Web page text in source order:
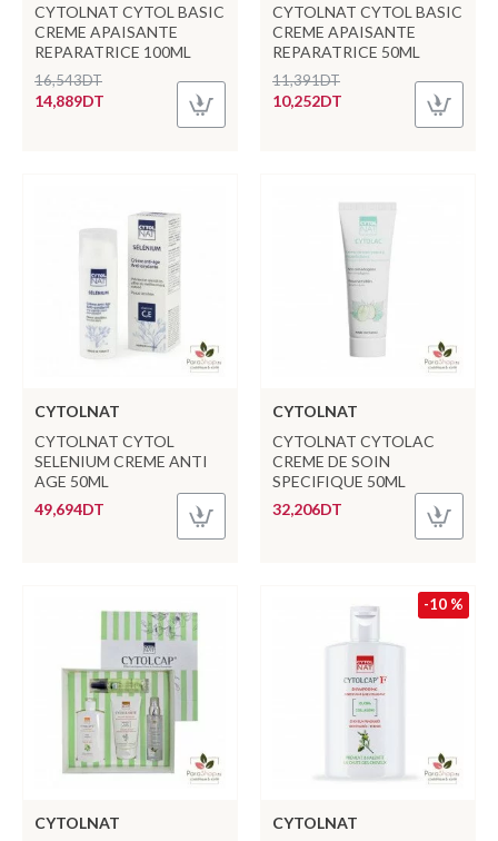
CYTOLNAT CYTOL BASIC
CREME APAISANTE
REPARATRICE 100ML
14,889DT
16,543DT
CYTOLNAT CYTOL BASIC
CREME APAISANTE
REPARATRICE 50ML
10,252DT
11,391DT
CYTOLNAT
CYTOLNAT CYTOL
SELENIUM CREME ANTI
AGE 50ML
49,694DT
CYTOLNAT
CYTOLNAT CYTOLAC
CREME DE SOIN
SPECIFIQUE 50ML
32,206DT
CYTOLNAT
-10 %
CYTOLNAT